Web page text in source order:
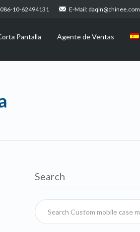
10-62494131 E-Mail: daqin@chinee.com
Pantalla Agente de Ventas
Search